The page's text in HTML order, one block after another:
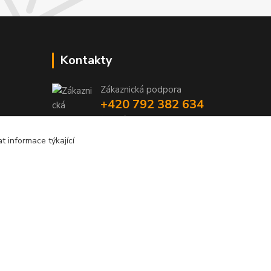
Kontakty
Zákaznická podpora
+420 792 382 634
(Po-Pá, 8-16 hod.)
objednavky@kosmetikaprovlasy.com
informace týkající